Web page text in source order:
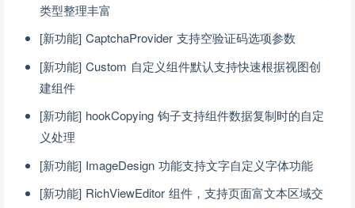
类型整理丰富
[新功能] CaptchaProvider 支持空验证码选项参数
[新功能] Custom 自定义组件默认支持快速根据视图创
建组件
[新功能] hookCopying 钩子支持组件数据复制时的自定
义处理
[新功能] ImageDesign 功能支持文字自定义字体功能
[新功能] RichViewEditor 组件，支持页面富文本区域交